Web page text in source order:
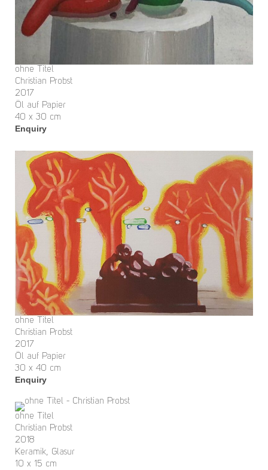
ohne Titel
Christian Probst
2017
Öl auf Papier
40 x 30 cm
Enquiry
ohne Titel
Christian Probst
2017
Öl auf Papier
30 x 40 cm
Enquiry
ohne Titel
Christian Probst
2018
Keramik, Glasur
10 x 15 cm